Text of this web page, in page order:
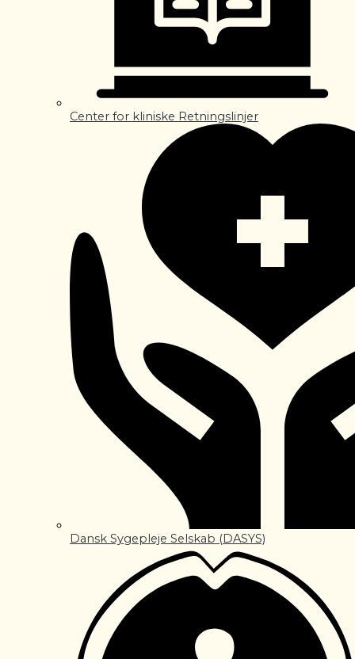
Center for kliniske Retningslinjer
Dansk Sygepleje Selskab (DASYS)